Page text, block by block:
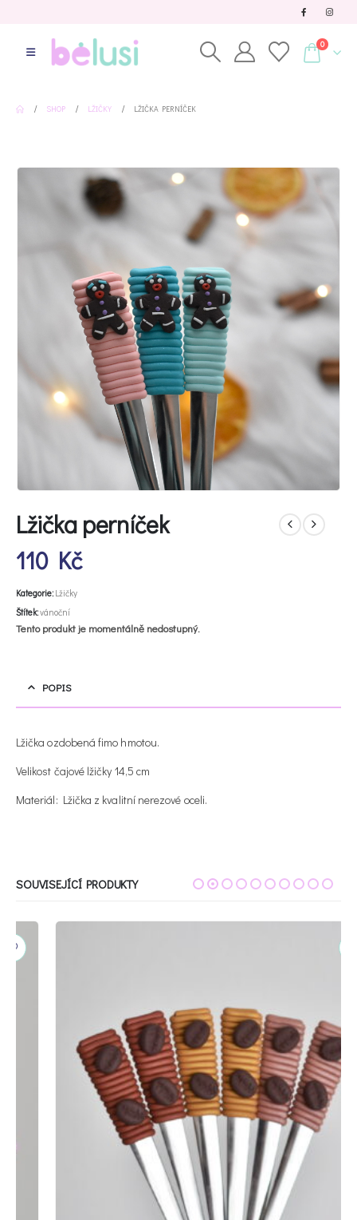
0
SHOP LŽIČKY LŽIČKA PERNÍČEK
Lžička perníček
110 Kč
Kategorie:Lžičky
Štítek:vánoční
Tento produkt je momentálně nedostupný.
POPIS
Lžička ozdobená fimo hmotou.
Velikost čajové lžičky 14,5 cm
Materiál: Lžička z kvalitní nerezové oceli.
SOUVISEJÍCÍ PRODUKTY